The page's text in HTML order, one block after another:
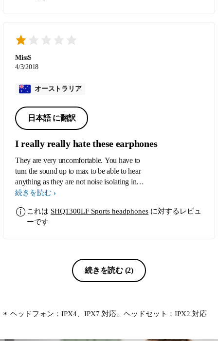
MissS
4/3/2018
オーストラリア
日本語 に翻訳
I really really hate these earphones
They are very uncomfortable. You have to
turn the sound up to max to be able to hear
anything as they are not noise isolating in
any regard (which I thought was pretty
They don't have standard features other
earphones have such as a stop/play/mike
Really regret buying them.
続きを読む
これは SHQ1300LF Sports headphones に対するレビュ
ーです
続きを読む (2)
ヘッドフォン：IPX4、IPX7 対応、ヘッドセット：IPX2 対応